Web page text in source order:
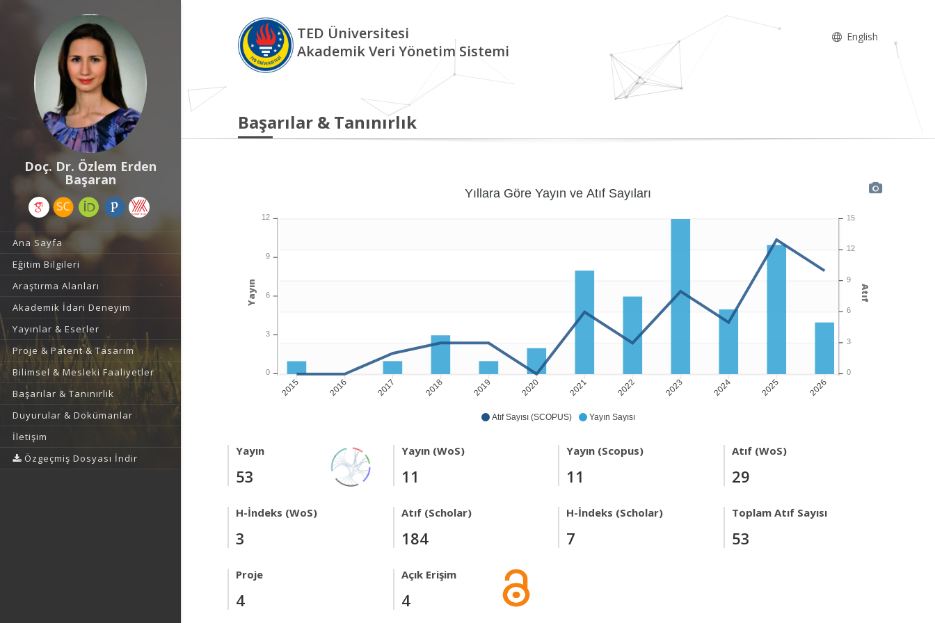
Doç. Dr. Özlem Erden
Başaran
Ana Sayfa
Eğitim Bilgileri
Araştırma Alanları
Akademik İdari Deneyim
Yayınlar & Eserler
Proje & Patent & Tasarım
Bilimsel & Mesleki Faaliyetler
Başarılar & Tanınırlık
Duyurular & Dokümanlar
İletişim
Özgeçmiş Dosyası İndir
TED Üniversitesi
Akademik Veri Yönetim Sistemi
English
Başarılar & Tanınırlık
Atıf Sayısı (SCOPUS) Yayın Sayısı
2015 2016 2017 2018 2019 2020 2021 2022 2023 2024 2025 2026
Yıllara Göre Yayın ve Atıf Sayıları
15
12
9
6
3
0
Atıf
12
9
6
3
0
Yayın
Yayın
53
Yayın (WoS)
11
Yayın (Scopus)
11
Atıf (WoS)
29
H-İndeks (WoS)
3
Atıf (Scholar)
184
H-İndeks (Scholar)
7
Toplam Atıf Sayısı
53
Proje
4
Açık Erişim
4